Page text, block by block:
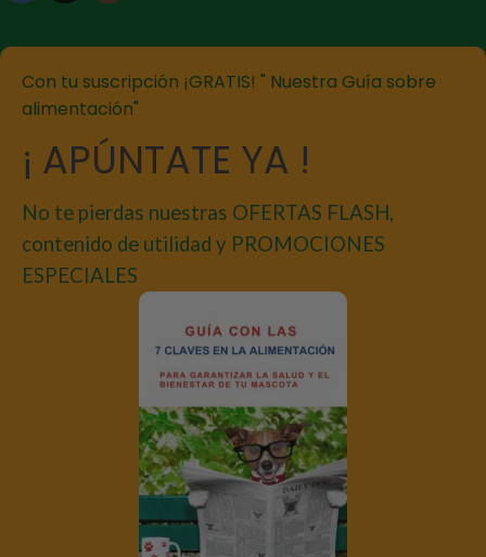
Con tu suscripción ¡GRATIS! " Nuestra Guía sobre
alimentación"
¡ APÚNTATE YA !
No te pierdas nuestras OFERTAS FLASH,
contenido de utilidad y PROMOCIONES
ESPECIALES